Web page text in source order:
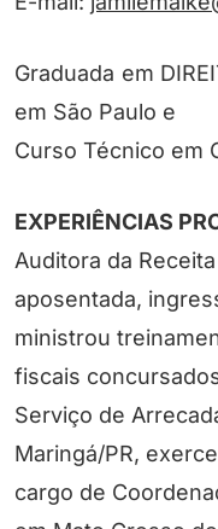
Graduada em
em São Paulo e
Curso Técnico em
EXPERIÊNCIAS
Auditora da
aposentada,
ministrou
fiscais
Serviço de
Maringá/PR,
cargo de